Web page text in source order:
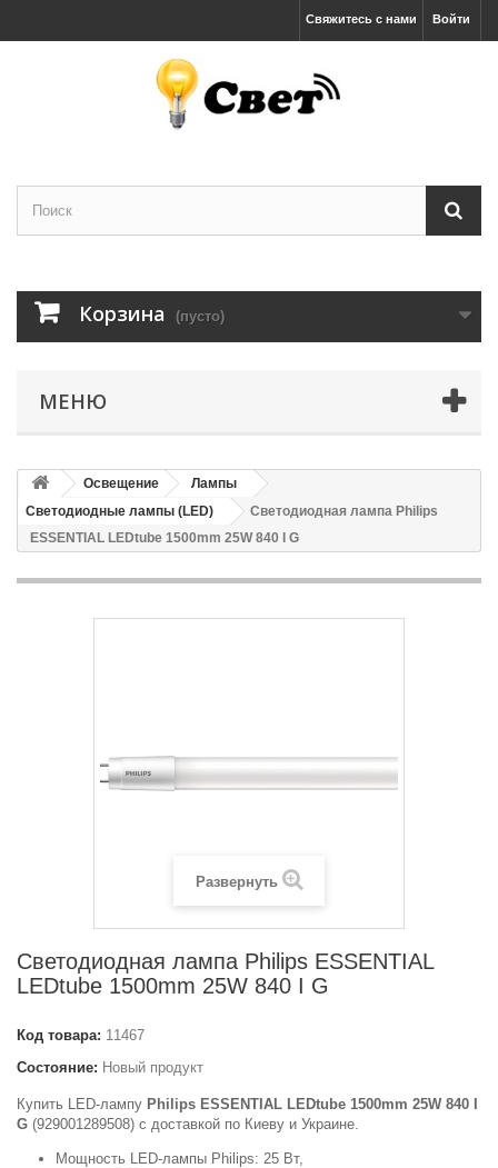
Войти
Свяжитесь с нами
Корзина (пусто)
МЕНЮ
Освещение
Лампы
Светодиодные лампы (LED)
Светодиодная лампа Philips
ESSENTIAL LEDtube 1500mm 25W 840 I G
Развернуть
Светодиодная лампа Philips ESSENTIAL
LEDtube 1500mm 25W 840 I G
Код товара: 11467
Состояние: Новый продукт
Купить LED-лампу Philips ESSENTIAL LEDtube 1500mm 25W 840 I
G (929001289508) c доставкой по Киеву и Украине.
Мощность LED-лампы Philips: 25 Вт,